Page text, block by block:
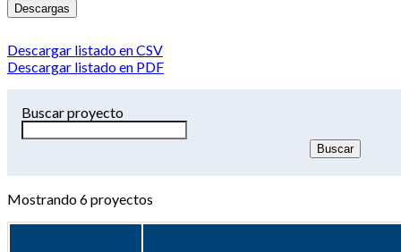
Descargas
Descargar listado en CSV
Descargar listado en PDF
Buscar proyecto
Mostrando6proyectos